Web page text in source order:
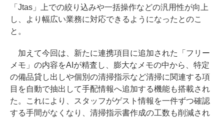
「Jtas」上での絞り込みや一括操作などの汎用性が向上
し、より幅広い業務に対応できるようになったとのこ
と。
加えて今回は、新たに連携項目に追加された「フリー
メモ」の内容をAIが精査し、膨大なメモの中から、特定
の備品貸し出しや個別の清掃指示など清掃に関連する項
目を自動で抽出して手配情報へ追加する機能も搭載され
た。これにより、スタッフがゲスト情報を一件ずつ確認
する手間がなくなり、清掃指示書作成の工数も削減され